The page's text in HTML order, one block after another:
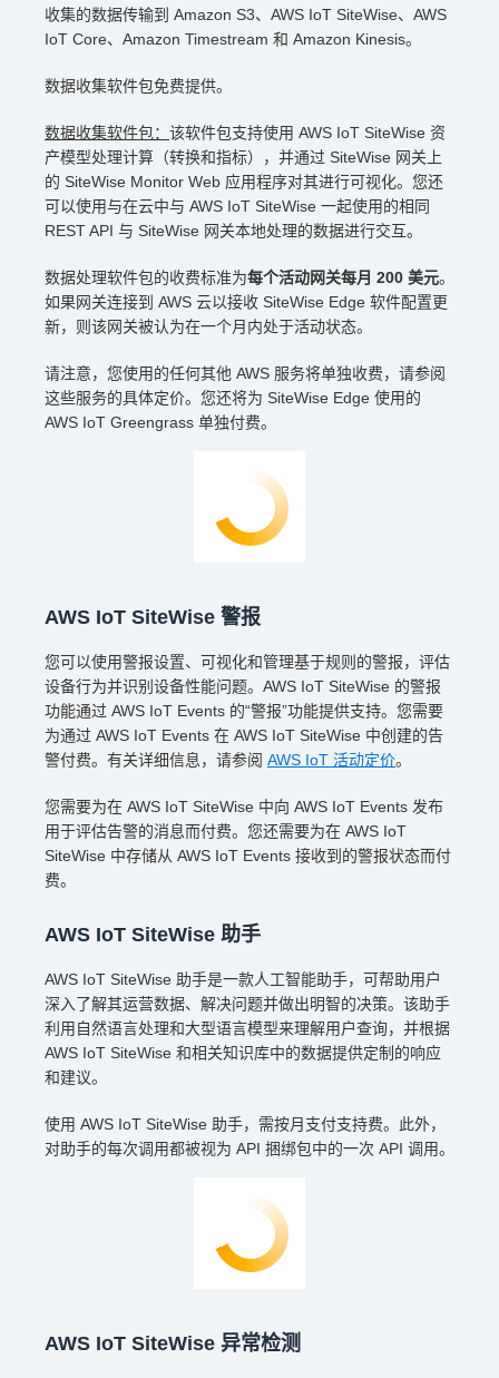
收集的数据传输到 Amazon S3、AWS IoT SiteWise、AWS
IoT Core、Amazon Timestream 和 Amazon Kinesis。
数据收集软件包免费提供。
数据收集软件包： 该软件包支持使用 AWS IoT SiteWise 资
产模型处理计算（转换和指标），并通过 SiteWise 网关上
的 SiteWise Monitor Web 应用程序对其进行可视化。您还
可以使用与在云中与 AWS IoT SiteWise 一起使用的相同
REST API 与 SiteWise 网关本地处理的数据进行交互。
数据处理软件包的收费标准为每个活动网关每月 200 美元。
如果网关连接到 AWS 云以接收 SiteWise Edge 软件配置更
新，则该网关被认为在一个月内处于活动状态。
请注意，您使用的任何其他 AWS 服务将单独收费，请参阅
这些服务的具体定价。您还将为 SiteWise Edge 使用的
AWS IoT Greengrass 单独付费。
AWS IoT SiteWise 警报
您可以使用警报设置、可视化和管理基于规则的警报，评估
设备行为并识别设备性能问题。AWS IoT SiteWise 的警报
功能通过 AWS IoT Events 的“警报”功能提供支持。您需要
为通过 AWS IoT Events 在 AWS IoT SiteWise 中创建的告
警付费。有关详细信息，请参阅 AWS IoT 活动定价。
您需要为在 AWS IoT SiteWise 中向 AWS IoT Events 发布
用于评估告警的消息而付费。您还需要为在 AWS IoT
SiteWise 中存储从 AWS IoT Events 接收到的警报状态而付
费。
AWS IoT SiteWise 助手
AWS IoT SiteWise 助手是一款人工智能助手，可帮助用户
深入了解其运营数据、解决问题并做出明智的决策。该助手
利用自然语言处理和大型语言模型来理解用户查询，并根据
AWS IoT SiteWise 和相关知识库中的数据提供定制的响应
和建议。
使用 AWS IoT SiteWise 助手，需按月支付支持费。此外，
对助手的每次调用都被视为 API 捆绑包中的一次 API 调用。
AWS IoT SiteWise 异常检测